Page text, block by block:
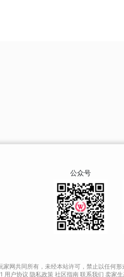
公众号
网共同所有，未经本站许可，禁止以任何形
用户协议 隐私政策 社区指南 联系我们 卖家